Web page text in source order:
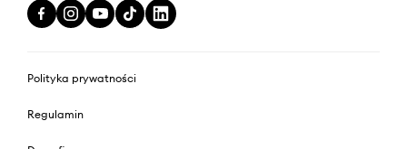
Polityka prywatności
Regulamin